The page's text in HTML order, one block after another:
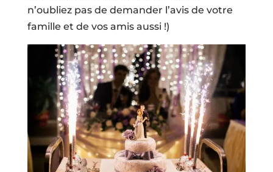
n’oubliez pas de demander l’avis de votre
famille et de vos amis aussi !)